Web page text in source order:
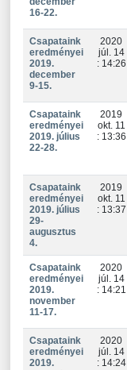
16-22.
Csapataink
eredményei
2019.
december
9-15.
2020
júl. 14
: 14:26
Csapataink
eredményei
2019. július
22-28.
2019
okt. 11
: 13:36
Csapataink
eredményei
2019. július
29-
augusztus
4.
2019
okt. 11
: 13:37
Csapataink
eredményei
2019.
november
11-17.
2020
júl. 14
: 14:21
Csapataink
eredményei
2019.
2020
júl. 14
: 14:24